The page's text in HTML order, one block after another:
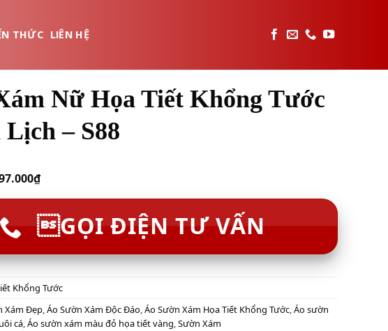
THỨC LIÊN HỆ
Nữ Họa Tiết Khổng Tước
– S88
₫
GỌI ĐIỆN TƯ VẤN
Khổng Tước
Xám Đẹp,Áo Sườn Xám Độc Đáo,Áo Sườn Xám Họa Tiết Khổng Tước,Áo sườn
cá,Áo sườn xám màu đỏ họa tiết vàng,Sườn Xám